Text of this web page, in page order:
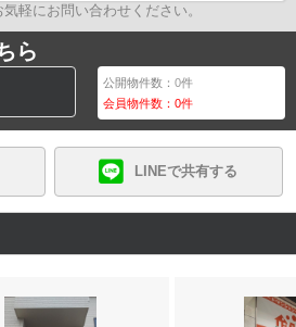
軽にお問い合わせください。
ら
公開物件数：0件
会員物件数：0件
LINEで共有する